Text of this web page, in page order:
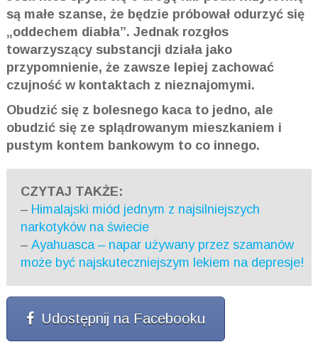
są małe szanse, że będzie próbował odurzyć się
„oddechem diabła”. Jednak rozgłos
towarzyszący substancji działa jako
przypomnienie, że zawsze lepiej zachować
czujność w kontaktach z nieznajomymi.
Obudzić się z bolesnego kaca to jedno, ale
obudzić się ze splądrowanym mieszkaniem i
pustym kontem bankowym to co innego.
CZYTAJ TAKŻE:
– Himalajski miód jednym z najsilniejszych
narkotyków na świecie
– Ayahuasca – napar używany przez szamanów
może być najskuteczniejszym lekiem na depresje!
Udostępnij na Facebooku